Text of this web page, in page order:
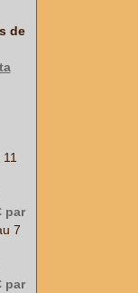
de
par
7
par